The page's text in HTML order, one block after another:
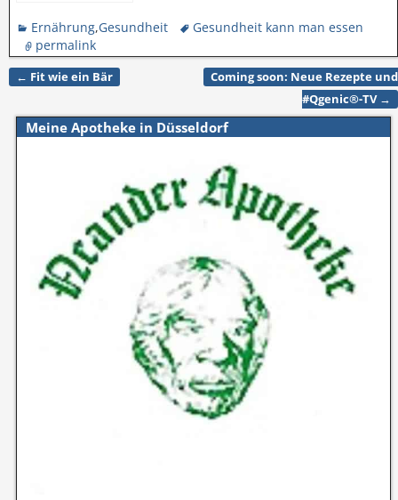
Ernährung,Gesundheit
Gesundheit kann man essen
permalink
Artikelnavigation
← Fit wie ein Bär
Coming soon: Neue Rezepte und
#Qgenic®-TV →
Meine Apotheke in Düsseldorf